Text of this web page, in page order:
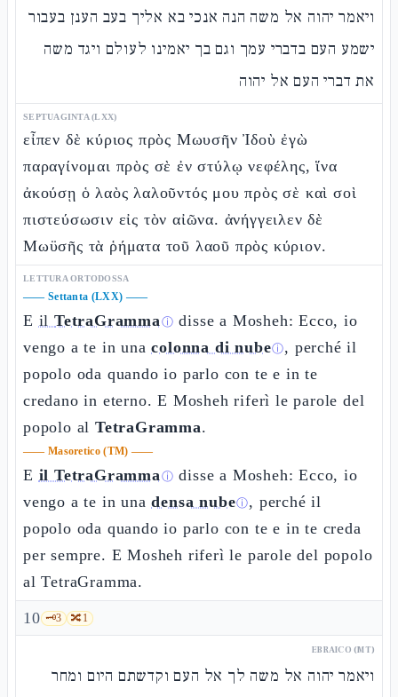
ויאמר יהוה אל משה הנה אנכי בא אליך בעב הענן בעבור
ישמע העם בדברי עמך וגם בך יאמינו לעולם ויגד משה
את דברי העם אל יהוה
SEPTUAGINTA (LXX)
εἶπεν δὲ κύριος πρὸς Μωυσῆν Ἰδοὺ ἐγὼ
παραγίνομαι πρὸς σὲ ἐν στύλῳ νεφέλης, ἵνα
ἀκούσῃ ὁ λαὸς λαλοῦντός μου πρὸς σὲ καὶ σοὶ
πιστεύσωσιν εἰς τὸν αἰῶνα. ἀνήγγειλεν δὲ
Μωϋσῆς τὰ ῥήματα τοῦ λαοῦ πρὸς κύριον.
LETTURA ORTODOSSA
—— Settanta (LXX) ——
E ilTetraGrammaⓘ disse a Mosheh: Ecco, io
vengo a te in unacolonna di nubeⓘ, perché il
popolo oda quando io parlo con te e in te
credano in eterno. E Mosheh riferì le parole del
popolo alTetraGramma.
—— Masoretico (TM) ——
E il TetraGrammaⓘ disse a Mosheh: Ecco, io
vengo a te in unadensa nubeⓘ, perché il
popolo oda quando io parlo con te e in te creda
per sempre. E Mosheh riferì le parole del popolo
al TetraGramma.
10 🗝️3 🔀1
EBRAICO (MT)
ויאמר יהוה אל משה לך אל העם וקדשתם היום ומחר